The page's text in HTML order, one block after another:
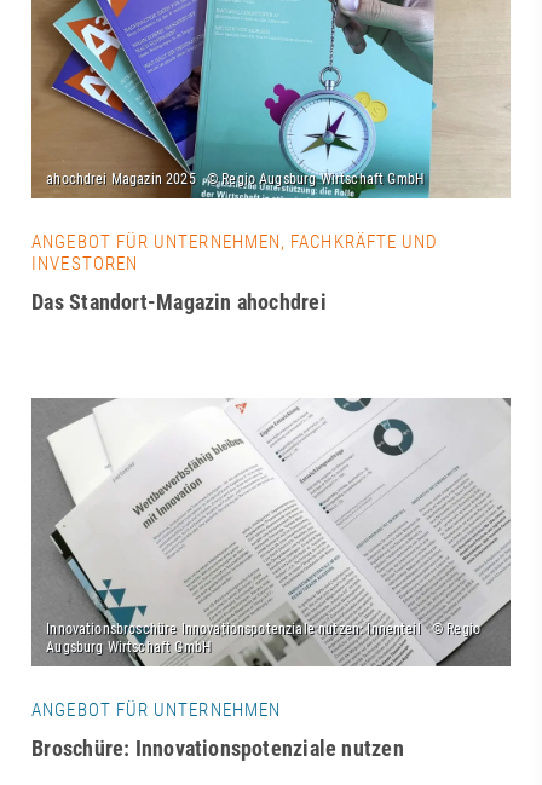
ANGEBOT FÜR UNTERNEHMEN, FACHKRÄFTE UND
INVESTOREN
Das Standort-Magazin ahochdrei
ANGEBOT FÜR UNTERNEHMEN
Broschüre: Innovationspotenziale nutzen